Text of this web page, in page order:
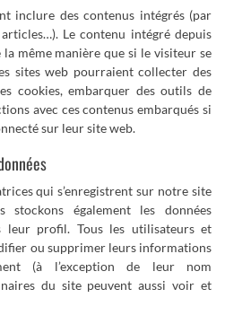
inclure des contenus intégrés (par
Le contenu intégré depuis
la même manière que si le visiteur se
sites web pourraient collecter des
cookies, embarquer des outils de
avec ces contenus embarqués si
sur leur site web.
qui s’enregistrent sur notre site
stockons également les données
leur profil. Tous les utilisateurs et
ou supprimer leurs informations
(à l’exception de leur nom
du site peuvent aussi voir et